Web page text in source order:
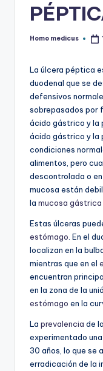
Publicado
Homo medicus
La úlcera péptica
duodenal que se
defensivos
sobrepasados por
ácido gástrico y la
ácido gástrico y la
condiciones
alimentos, pero
descontrolada o
mucosa están
la mucosa gástrica
Estas úlceras
estómago . En el
localizan en la
mientras que en el
encuentran
en la zona de la
estómago en la
La prevalencia de
experimentado
30 años, lo que se
erradicación de la